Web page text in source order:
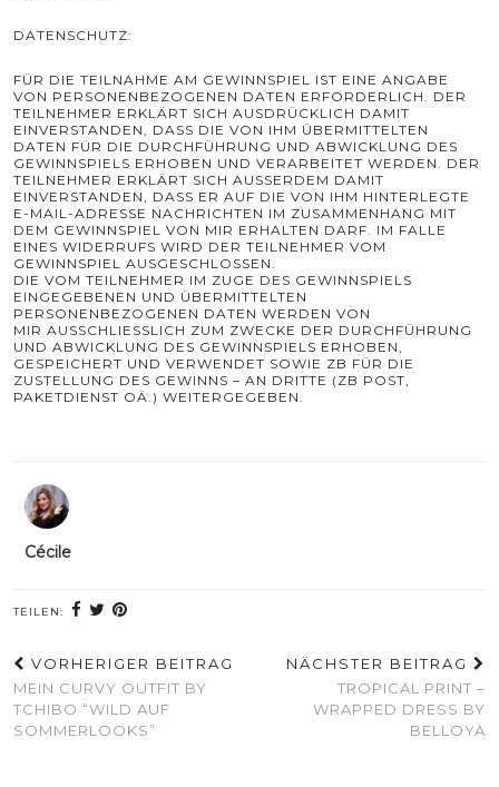
DATENSCHUTZ:
FÜR DIE TEILNAHME AM GEWINNSPIEL IST EINE ANGABE
VON PERSONENBEZOGENEN DATEN ERFORDERLICH. DER
TEILNEHMER ERKLÄRT SICH AUSDRÜCKLICH DAMIT
EINVERSTANDEN, DASS DIE VON IHM ÜBERMITTELTEN
DATEN FÜR DIE DURCHFÜHRUNG UND ABWICKLUNG DES
GEWINNSPIELS ERHOBEN UND VERARBEITET WERDEN. DER
TEILNEHMER ERKLÄRT SICH AUSSERDEM DAMIT E
INVERSTANDEN, DASS ER AUF DIE VON IHM HINTERLEGTE E
-MAIL-ADRESSE NACHRICHTEN IM ZUSAMMENHANG MIT D
EM GEWINNSPIEL VON MIR ERHALTEN DARF. IM FALLE E
INES WIDERRUFS WIRD DER TEILNEHMER VOM G
EWINNSPIEL AUSGESCHLOSSEN.
DIE VOM TEILNEHMER IM ZUGE DES GEWINNSPIELS
EINGEGEBENEN UND ÜBERMITTELTEN
PERSONENBEZOGENEN DATEN WERDEN VON
MIR AUSSCHLIESSLICH ZUM ZWECKE DER DURCHFÜHRUNG U
ND ABWICKLUNG DES GEWINNSPIELS ERHOBEN, G
ESPEICHERT UND VERWENDET SOWIE ZB FÜR DIE Z
USTELLUNG DES GEWINNS – AN DRITTE (ZB POST, P
AKETDIENST OÄ.) WEITERGEGEBEN.
Cécile
TEILEN:
VORHERIGER BEITRAG
MEIN CURVY OUTFIT BY
TCHIBO “WILD AUF
SOMMERLOOKS”
NÄCHSTER BEITRAG
TROPICAL PRINT –
WRAPPED DRESS BY
BELLOYA